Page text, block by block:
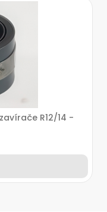
R12/14 -